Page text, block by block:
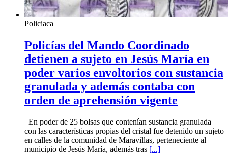
Policiaca
Policías del Mando Coordinado
detienen a sujeto en Jesús María en
poder varios envoltorios con sustancia
granulada y además contaba con
orden de aprehensión vigente
En poder de 25 bolsas que contenían sustancia granulada
con las características propias del cristal fue detenido un sujeto
en calles de la comunidad de Maravillas, perteneciente al
municipio de Jesús María, además tras [...]